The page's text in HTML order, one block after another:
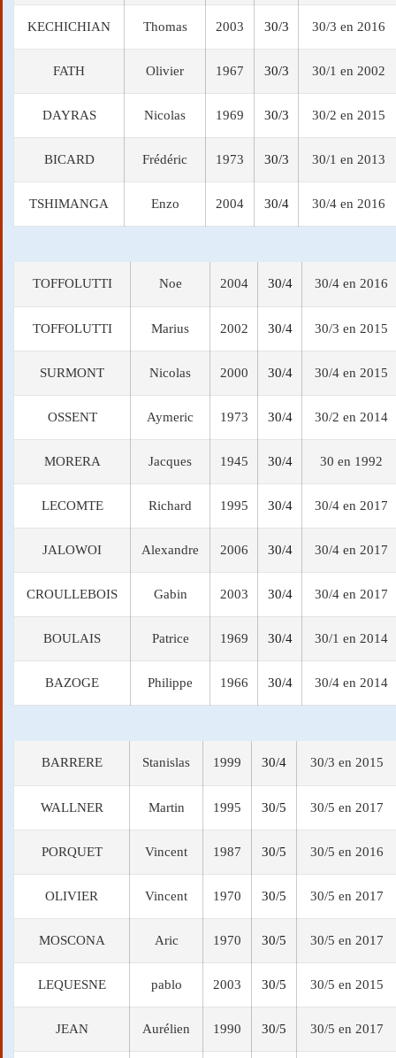
KECHICHIAN Thomas 2003 30/3 30/3 en 2016
FATH Olivier 1967 30/3 30/1 en 2002
DAYRAS Nicolas 1969 30/3 30/2 en 2015
BICARD Frédéric 1973 30/3 30/1 en 2013
TSHIMANGA Enzo 2004 30/4 30/4 en 2016
TOFFOLUTTI Noe 2004 30/4 30/4 en 2016
TOFFOLUTTI Marius 2002 30/4 30/3 en 2015
SURMONT Nicolas 2000 30/4 30/4 en 2015
OSSENT Aymeric 1973 30/4 30/2 en 2014
MORERA Jacques 1945 30/4 30 en 1992
LECOMTE Richard 1995 30/4 30/4 en 2017
JALOWOI Alexandre 2006 30/4 30/4 en 2017
CROULLEBOIS Gabin 2003 30/4 30/4 en 2017
BOULAIS Patrice 1969 30/4 30/1 en 2014
BAZOGE Philippe 1966 30/4 30/4 en 2014
BARRERE Stanislas 1999 30/4 30/3 en 2015
WALLNER Martin 1995 30/5 30/5 en 2017
PORQUET Vincent 1987 30/5 30/5 en 2016
OLIVIER Vincent 1970 30/5 30/5 en 2017
MOSCONA Aric 1970 30/5 30/5 en 2017
LEQUESNE pablo 2003 30/5 30/5 en 2015
JEAN Aurélien 1990 30/5 30/5 en 2017